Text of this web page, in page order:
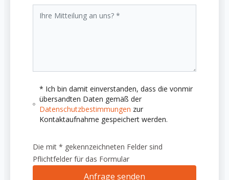
* Ich bin damit einverstanden, dass die vonmir
übersandten Daten gemäß der
Datenschutzbestimmungen zur
Kontaktaufnahme gespeichert werden.
Die mit * gekennzeichneten Felder sind
Pflichtfelder für das Formular
Anfrage senden